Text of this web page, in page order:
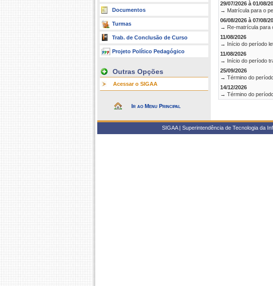
Documentos
Turmas
Trab. de Conclusão de Curso
Projeto Político Pedagógico
Outras Opções
Acessar o SIGAA
Ir ao Menu Principal
29/07/2026 à 01/08/
→ Matrícula para o
06/08/2026 à 07/08/
→ Re-matrícula para
11/08/2026
→ Início do período
11/08/2026
→ Início do período
25/09/2026
→ Término do
14/12/2026
→ Término do
SIGAA | Superintendência de Tecnologia da